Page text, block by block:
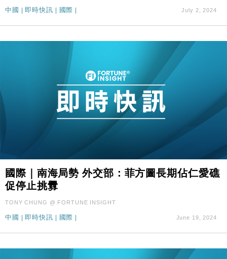
中國 | 即時快訊 | 國際 | July 2, 2024
國際｜南海局勢 外交部：菲方圖長期佔仁愛礁
促停止挑釁
TONY CHUNG @ FORTUNE INSIGHT
中國 | 即時快訊 | 國際 | June 19, 2024